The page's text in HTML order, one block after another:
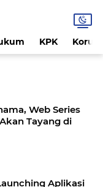
KPK
Web Series
Tayang di
Aplikasi